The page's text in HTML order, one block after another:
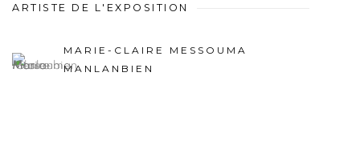
ARTISTE DE L'EXPOSITION
MARIE-CLAIRE MESSOUMA
MANLANBIEN